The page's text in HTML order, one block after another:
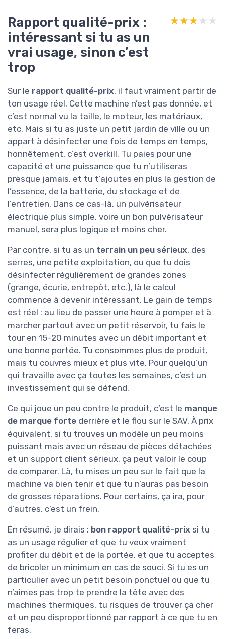
Rapport qualité-prix :
intéressant si tu as un
vrai usage, sinon c’est
trop
★★★★★
★★★★★
Sur le rapport qualité-prix, il faut vraiment partir de
ton usage réel. Cette machine n’est pas donnée, et
c’est normal vu la taille, le moteur, les matériaux,
etc. Mais si tu as juste un petit jardin de ville ou un
appart à désinfecter une fois de temps en temps,
honnêtement, c’est overkill. Tu paies pour une
capacité et une puissance que tu n’utiliseras
presque jamais, et tu t’ajoutes en plus la gestion de
l’essence, de la batterie, du stockage et de
l’entretien. Dans ce cas-là, un pulvérisateur
électrique plus simple, voire un bon pulvérisateur
manuel, sera plus logique et moins cher.
Par contre, si tu as un terrain un peu sérieux, des
serres, une petite exploitation, ou que tu dois
désinfecter régulièrement de grandes zones
(grange, écurie, entrepôt, etc.), là le calcul
commence à devenir intéressant. Le gain de temps
est réel : au lieu de passer une heure à pomper et à
marcher partout avec un petit réservoir, tu fais le
tour en 15–20 minutes avec un débit important et
une bonne portée. Tu consommes plus de produit,
mais tu couvres mieux et plus vite. Pour quelqu’un
qui travaille avec ça toutes les semaines, c’est un
investissement qui se défend.
Ce qui joue un peu contre le produit, c’est le manque
de marque forte derrière et le flou sur le SAV. À prix
équivalent, si tu trouves un modèle un peu moins
puissant mais avec un réseau de pièces détachées
et un support client sérieux, ça peut valoir le coup
de comparer. Là, tu mises un peu sur le fait que la
machine va bien tenir et que tu n’auras pas besoin
de grosses réparations. Pour certains, ça ira, pour
d’autres, c’est un frein.
En résumé, je dirais : bon rapport qualité-prix si tu
as un usage régulier et que tu veux vraiment
profiter du débit et de la portée, et que tu acceptes
de bricoler un minimum en cas de souci. Si tu es un
particulier avec un petit besoin ponctuel ou que tu
n’aimes pas trop te prendre la tête avec des
machines thermiques, tu risques de trouver ça cher
et un peu disproportionné par rapport à ce que tu en
feras.